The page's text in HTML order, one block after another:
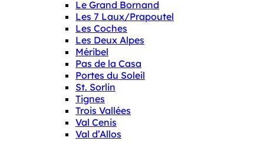
Le Grand Bornand
Les 7 Laux/Prapoutel
Les Coches
Les Deux Alpes
Méribel
Pas de la Casa
Portes du Soleil
St. Sorlin
Tignes
Trois Vallées
Val Cenis
Val d’Allos